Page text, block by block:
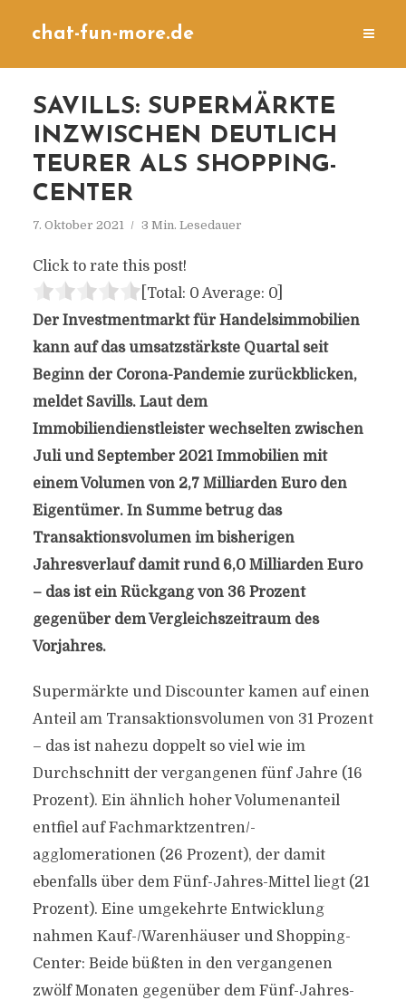
chat-fun-more.de
SAVILLS: SUPERMÄRKTE
INZWISCHEN DEUTLICH
TEURER ALS SHOPPING-
CENTER
7. Oktober 2021 3 Min. Lesedauer
Click to rate this post!
[Total: 0 Average: 0]
Der Investmentmarkt für Handelsimmobilien
kann auf das umsatzstärkste Quartal seit
Beginn der Corona-Pandemie zurückblicken,
meldet Savills. Laut dem
Immobiliendienstleister wechselten zwischen
Juli und September 2021 Immobilien mit
einem Volumen von 2,7 Milliarden Euro den
Eigentümer. In Summe betrug das
Transaktionsvolumen im bisherigen
Jahresverlauf damit rund 6,0 Milliarden Euro
– das ist ein Rückgang von 36 Prozent
gegenüber dem Vergleichszeitraum des
Vorjahres.
Supermärkte und Discounter kamen auf einen
Anteil am Transaktionsvolumen von 31 Prozent
– das ist nahezu doppelt so viel wie im
Durchschnitt der vergangenen fünf Jahre (16
Prozent). Ein ähnlich hoher Volumenanteil
entfiel auf Fachmarktzentren/-
agglomerationen (26 Prozent), der damit
ebenfalls über dem Fünf-Jahres-Mittel liegt (21
Prozent). Eine umgekehrte Entwicklung
nahmen Kauf-/Warenhäuser und Shopping-
Center: Beide büßten in den vergangenen
zwölf Monaten gegenüber dem Fünf-Jahres-